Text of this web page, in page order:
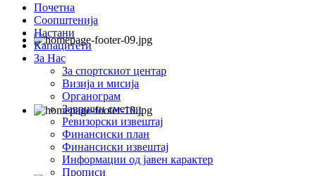
Почетна
Соопштенија
Настани
Капацитети
За Нас
За спортскиот центар
Визија и мисија
Органограм
Завршни сметки
Ревизорски извештај
Финансиски план
Финансиски извештај
Информации од јавен карактер
Прописи